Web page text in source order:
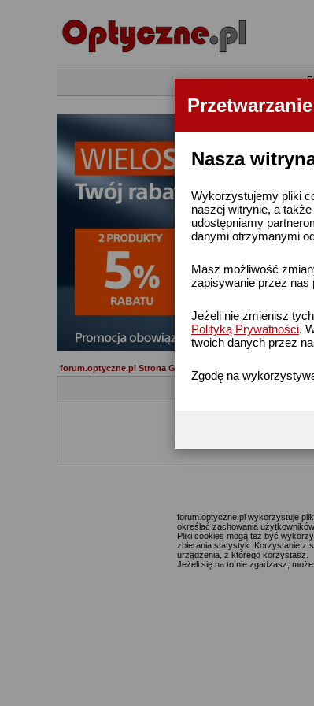
Nasza
Wykorzystujemy pliki
naszej witrynie, a
udostępniamy
danymi otrzymanymi
Masz możliwość
zapisywanie przez nas
Jeżeli nie zmienisz
Polityką Prywatności.
twoich danych przez
Zgodę na
•
forum.optyczne.pl Strona Główna
forum.optyczne.pl wykorzystuje
określać zachowania
Pliki cookies mogą też być
zbierania statystyk. Korzystanie z
urządzenia, z którego korzystasz.
Jeżeli się na to nie zgadzasz,